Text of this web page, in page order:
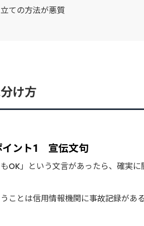
ての方法が悪質
け方
イント1 宣伝文句
もOK」という文言があったら、確実に
ことは信用情報機関に事故記録があ